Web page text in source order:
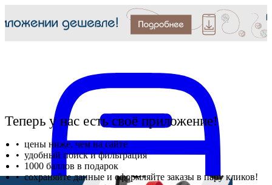
Теперь у нас есть своё приложение!
цены ниже, чем на сайте
удобный поиск и фильтрация
1000 баллов в подарок
сохраняйте данные и оформляйте заказы в пару кликов!